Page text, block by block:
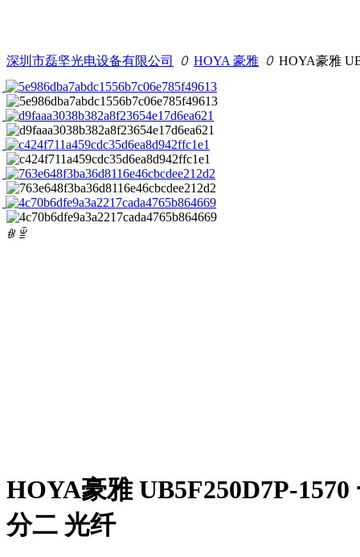
深圳市磊坚光电设备有限公司 ꄲ HOYA 豪雅 ꄲ HOYA豪雅
ꁆ ꁇ
HOYA豪雅 UB5F250D7P-1570
分二 光纤